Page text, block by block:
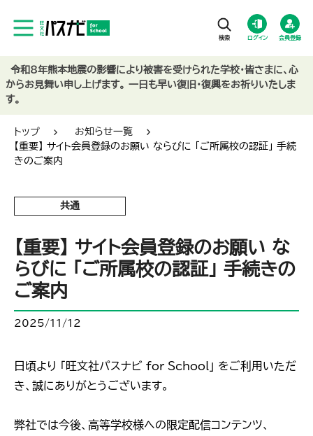
ログイン 会員登録
トップ
お知らせ一覧
【重要】 サイト会員登録のお願い ならびに 「ご所属校の認証」 手続
きのご案内
共通
【重要】 サイト会員登録のお願い な
らびに 「ご所属校の認証」 手続きの
ご案内
2025/11/12
日頃より 「旺文社パスナビ for School」 をご利用いただ
き、誠にありがとうございます。
弊社では今後、高等学校様への限定配信コンテンツ、
令和8年熊本地震の影響により被害を受けられた学校・皆さまに、心
からお見舞い申し上げます。 一日も早い復旧・復興をお祈りいたしま
す。